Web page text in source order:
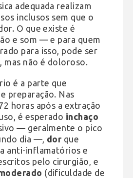
adequada realizam
inclusos sem que o
O que existe é
e som — e para quem
para isso, pode ser
mas não é doloroso.
é a parte que
preparação. Nas
horas após a extração
é esperado inchaço
— geralmente o pico
dia —, dor que
anti-inflamatórios e
pelo cirurgião, e
(dificuldade de